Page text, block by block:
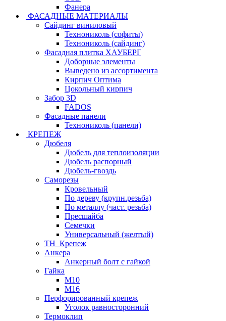
Фанера
ФАСАДНЫЕ МАТЕРИАЛЫ
Сайдинг виниловый
Технониколь (софиты)
Технониколь (сайдинг)
Фасадная плитка ХАУБЕРГ
Доборные элементы
Выведено из ассортимента
Кирпич Оптима
Цокольный кирпич
Забор 3D
FADOS
Фасадные панели
Технониколь (панели)
КРЕПЕЖ
Дюбеля
Дюбель для теплоизоляции
Дюбель распорный
Дюбель-гвоздь
Саморезы
Кровельный
По дереву (крупн.резьба)
По металлу (част. резьба)
Пресшайба
Семечки
Универсальный (желтый)
ТН_Крепеж
Анкера
Анкерный болт с гайкой
Гайка
М10
М16
Перфорированный крепеж
Уголок равносторонний
Термоклип